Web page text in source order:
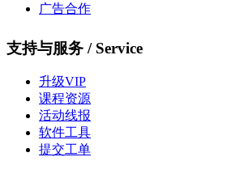
广告合作
支持与服务 / Service
升级VIP
课程资源
活动线报
软件工具
提交工单